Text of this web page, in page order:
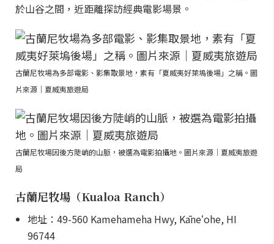
於山谷之間，近距離探訪經典電影場景。
古蘭尼牧場為多部電影、影集取景地，素有「夏威夷好萊塢後場」之稱。圖
片來源｜夏威夷旅遊局
古蘭尼牧場因後方陡峭的山脈，被選為電影拍攝地。圖片來源｜夏威夷旅遊
局
古蘭尼牧場（Kualoa Ranch）
地址：49-560 Kamehameha Hwy, Kāneʻohe, HI
96744